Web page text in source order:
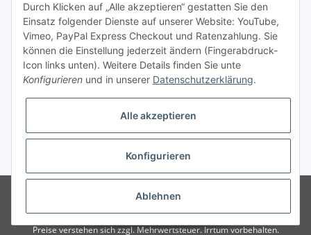
Gesetzliche Informationen
Vertrag widerrufen
* Alle Preise zzgl. gesetzlicher USt., zzgl.Versand
Unser Webshop richtet sich an gewerbliche
öffentliche Institutionen. Kein Verkauf an Verbraucher i.S.d. § 13 BGB alle
Preise verstehen sich zzgl. Mehrwertsteuer. Irrtum vorbehalten.
Durch Klicken auf „Alle akzeptieren“ gestatten Sie den
Einsatz folgender Dienste auf unserer Website: YouTube,
Vimeo, PayPal Express Checkout und Ratenzahlung. Sie
können die Einstellung jederzeit ändern (Fingerabdruck-
Icon links unten). Weitere Details finden Sie unte
Konfigurieren und in unserer Datenschutzerklärung.
Alle akzeptieren
Konfigurieren
Ablehnen